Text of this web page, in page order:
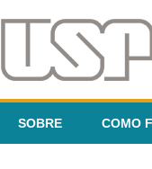
SOBRE COMO